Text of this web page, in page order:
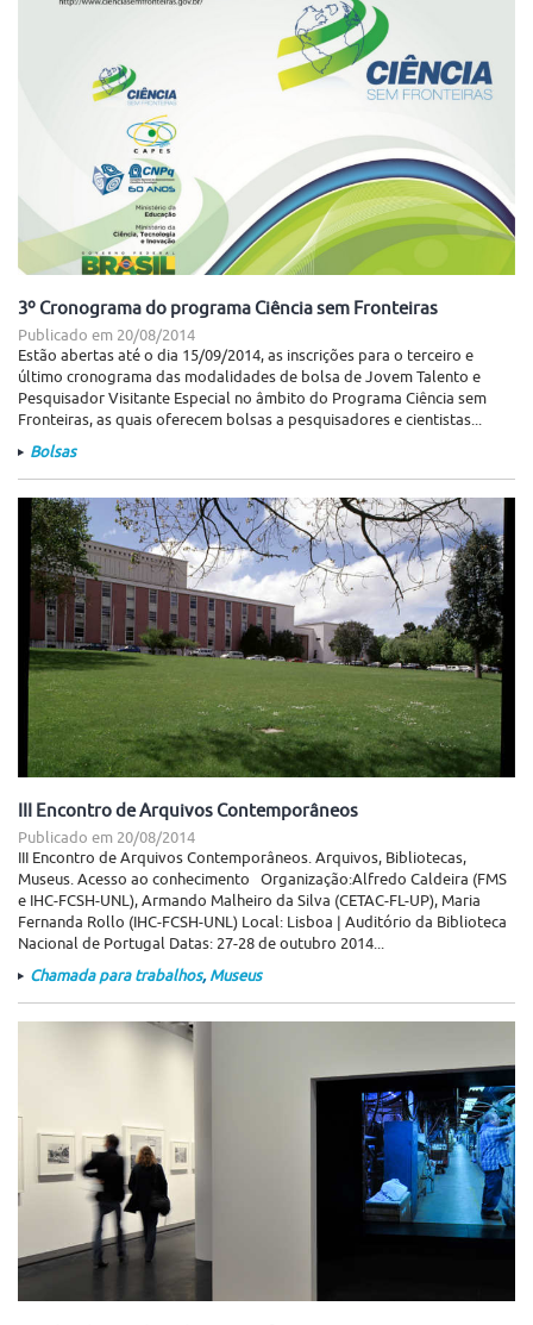
3º Cronograma do programa Ciência sem Fronteiras
Publicado em 20/08/2014
Estão abertas até o dia 15/09/2014, as inscrições para o terceiro e
último cronograma das modalidades de bolsa de Jovem Talento e
Pesquisador Visitante Especial no âmbito do Programa Ciência sem
Fronteiras, as quais oferecem bolsas a pesquisadores e cientistas...
Bolsas
III Encontro de Arquivos Contemporâneos
Publicado em 20/08/2014
III Encontro de Arquivos Contemporâneos. Arquivos, Bibliotecas,
Museus. Acesso ao conhecimento Organização:Alfredo Caldeira (FMS
e IHC-FCSH-UNL), Armando Malheiro da Silva (CETAC-FL-UP), Maria
Fernanda Rollo (IHC-FCSH-UNL) Local: Lisboa | Auditório da Biblioteca
Nacional de Portugal Datas: 27-28 de outubro 2014...
Chamada para trabalhos, Museus